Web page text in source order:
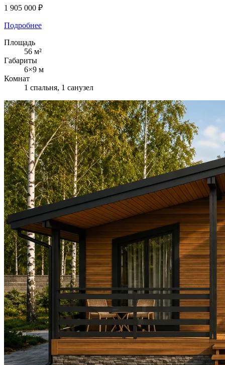
1 905 000 ₽
Подробнее
Площадь
56 м²
Габариты
6×9 м
Комнат
1 спальня, 1 санузел